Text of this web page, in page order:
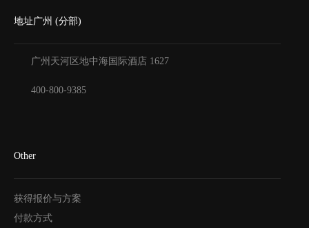
地址广州 (分部)
广州天河区地中海国际酒店 1627
400-800-9385
Other
获得报价与方案
付款方式